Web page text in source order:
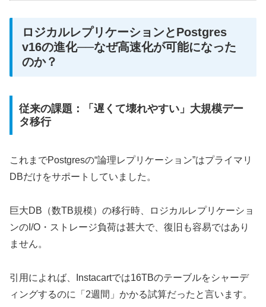
ロジカルレプリケーションとPostgres
v16の進化──なぜ高速化が可能になった
のか？
従来の課題：「遅くて壊れやすい」大規模デー
タ移行
これまでPostgresの“論理レプリケーション”はプライマリ
DBだけをサポートしていました。
巨大DB（数TB規模）の移行時、ロジカルレプリケーショ
ンのI/O・ストレージ負荷は甚大で、復旧も容易ではあり
ません。
引用によれば、Instacartでは16TBのテーブルをシャーデ
ィングするのに「2週間」かかる試算だったと言います。